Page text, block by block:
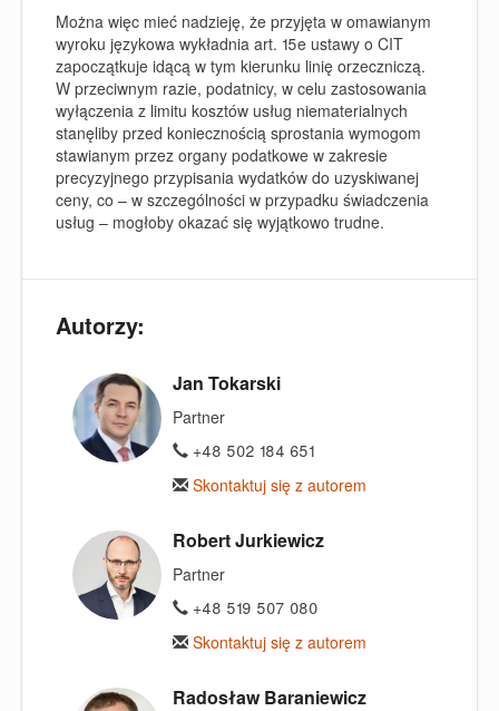
Można więc mieć nadzieję, że przyjęta w omawianym
wyroku językowa wykładnia art. 15e ustawy o CIT
zapoczątkuje idącą w tym kierunku linię orzeczniczą.
W przeciwnym razie, podatnicy, w celu zastosowania
wyłączenia z limitu kosztów usług niematerialnych
stanęliby przed koniecznością sprostania wymogom
stawianym przez organy podatkowe w zakresie
precyzyjnego przypisania wydatków do uzyskiwanej
ceny, co – w szczególności w przypadku świadczenia
usług – mogłoby okazać się wyjątkowo trudne.
Autorzy:
Jan Tokarski
Partner
+48 502 184 651
Skontaktuj się z autorem
Robert Jurkiewicz
Partner
+48 519 507 080
Skontaktuj się z autorem
Radosław Baraniewicz